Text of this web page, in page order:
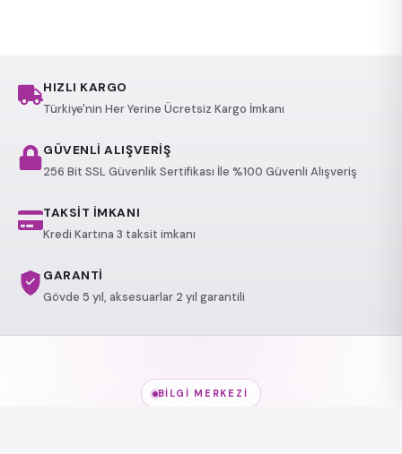
HIZLI KARGO
Türkiye'nin Her Yerine Ücretsiz Kargo İmkanı
GÜVENLİ ALIŞVERİŞ
256 Bit SSL Güvenlik Sertifikası İle %100 Güvenli Alışveriş
TAKSİT İMKANI
Kredi Kartına 3 taksit imkanı
GARANTİ
Gövde 5 yıl, aksesuarlar 2 yıl garantili
BILGI MERKEZI